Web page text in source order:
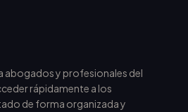
abogados y profesionales del
rápidamente a los
de forma organizada y